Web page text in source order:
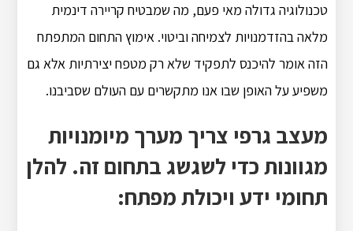
טכנולוגיה גדולה מאי פעם, מה שמבטיח קריירה דינמית
מלאה בהזדמנויות לצמיחה וביטוי. אימוץ התחום המתפתח
הזה אומר להיכנס לתפקיד שלא רק מטפח יצירתיות אלא גם
משפיע על האופן שבו אנו מתקשרים עם העולם שסביבנו.
מעצב גרפי צריך מערך מיומנויות
מגוונות כדי לשגשג בתחום זה. להלן
תחומי ידע ויכולת מפתח: